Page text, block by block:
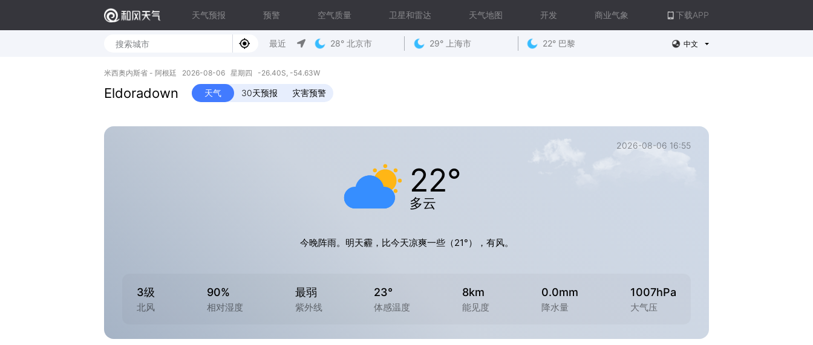
天气预报 预警 空气质量 卫星和雷达 天气地图 开发 商业气象 下载APP
最近 28° 北京市 29° 上海市 22° 巴黎 中文
米西奥内斯省 - 阿根廷 2026-08-06 星期四 -26.40S, -54.63W
Eldoradown 天气 30天预报 灾害预警
2026-08-06 16:55
22°
多云
今晚阵雨。明天霾，比今天凉爽一些（21°），有风。
3级
北风
90%
相对湿度
最弱
紫外线
23°
体感温度
8km
能见度
0.0mm
降水量
1007hPa
大气压